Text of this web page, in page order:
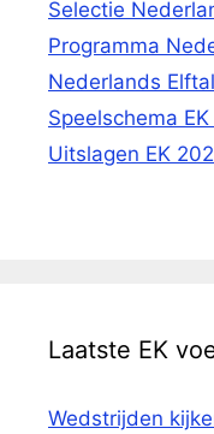
Selectie
Programma
Nederlands
Speelschema
Uitslagen EK
Laatste EK
Wedstrijden